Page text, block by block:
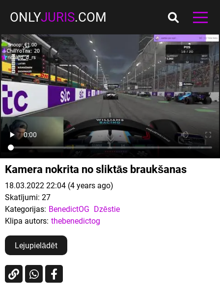
ONLYJURIS.COM
Kamera nokrita no sliktās braukšanas
18.03.2022 22:04 (4 years ago)
Skatījumi: 27
Kategorijas: BenedictOG Dzēstie
Klipa autors: thebenedictog
Lejupielādēt